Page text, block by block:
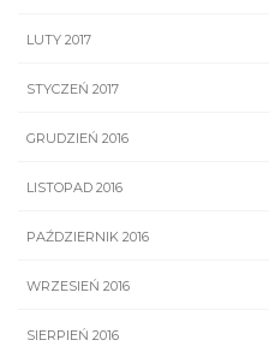
LUTY 2017
STYCZEŃ 2017
GRUDZIEŃ 2016
LISTOPAD 2016
PAŹDZIERNIK 2016
WRZESIEŃ 2016
SIERPIEŃ 2016